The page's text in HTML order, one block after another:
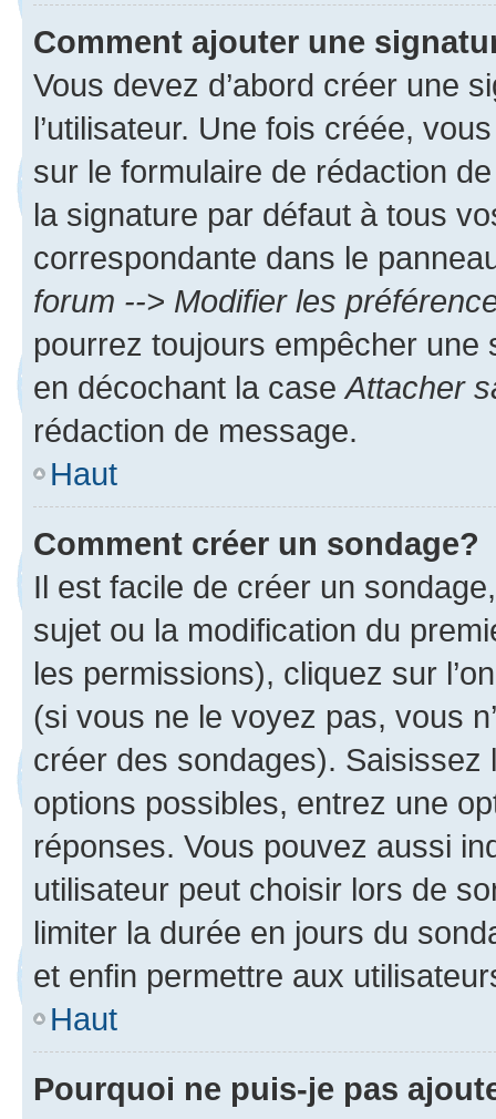
Comment ajouter une
Vous devez d’abord créer une
l’utilisateur. Une fois créée,
sur le formulaire de rédaction
la signature par défaut à tous
correspondante dans le
forum --> Modifier les
pourrez toujours empêcher une
en décochant la case Attacher
rédaction de message.
Haut
Comment créer un sondage?
Il est facile de créer un
sujet ou la modification du
les permissions), cliquez sur
(si vous ne le voyez pas, vous
créer des sondages).
options possibles, entrez une
réponses. Vous pouvez aussi
utilisateur peut choisir lors de
limiter la durée en jours du
et enfin permettre aux
Haut
Pourquoi ne puis-je pas